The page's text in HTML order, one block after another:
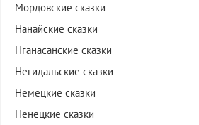
Мордовские сказки
Нанайские сказки
Нганасанские сказки
Негидальские сказки
Немецкие сказки
Ненецкие сказки